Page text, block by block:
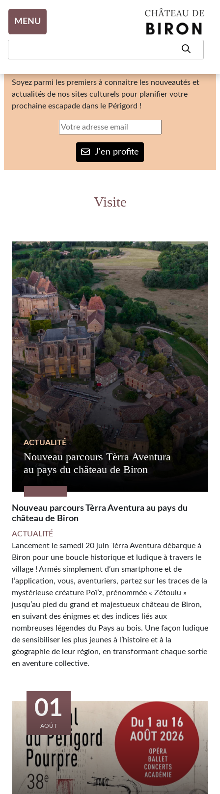
MENU
Notre Newsletter
Soyez parmi les premiers à connaitre les nouveautés et
actualités de nos sites culturels pour planifier votre
prochaine escapade dans le Périgord !
J'en profite
Visite
ACTUALITÉ
Nouveau parcours Tèrra Aventura
au pays du château de Biron
Nouveau parcours Tèrra Aventura au pays du
château de Biron
ACTUALITÉ
Lancement le samedi 20 juin Tèrra Aventura débarque à
Biron pour une boucle historique et ludique à travers le
village ! Armés simplement d’un smartphone et de
l’application, vous, aventuriers, partez sur les traces de la
mystérieuse créature Poï’z, prénommée « Zétoulu »
jusqu’au pied du grand et majestueux château de Biron,
en suivant des énigmes et des indices liés aux
nombreuses légendes du Pays au bois. Une façon ludique
de sensibiliser les plus jeunes à l’histoire et à la
géographie de leur région, en transformant chaque sortie
en aventure collective.
01
AOÛT